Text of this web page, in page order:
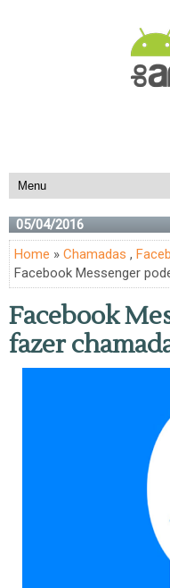
05/04/2016
Home » Chamadas ,
Facebook Messenger
Facebook
fazer